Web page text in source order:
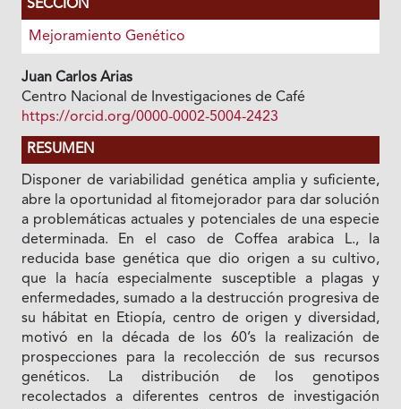
SECCIÓN
Mejoramiento Genético
Juan Carlos Arias
Centro Nacional de Investigaciones de Café
https://orcid.org/0000-0002-5004-2423
RESUMEN
Disponer de variabilidad genética amplia y suficiente,
abre la oportunidad al fitomejorador para dar solución
a problemáticas actuales y potenciales de una especie
determinada. En el caso de Coffea arabica L., la
reducida base genética que dio origen a su cultivo,
que la hacía especialmente susceptible a plagas y
enfermedades, sumado a la destrucción progresiva de
su hábitat en Etiopía, centro de origen y diversidad,
motivó en la década de los 60’s la realización de
prospecciones para la recolección de sus recursos
genéticos. La distribución de los genotipos
recolectados a diferentes centros de investigación